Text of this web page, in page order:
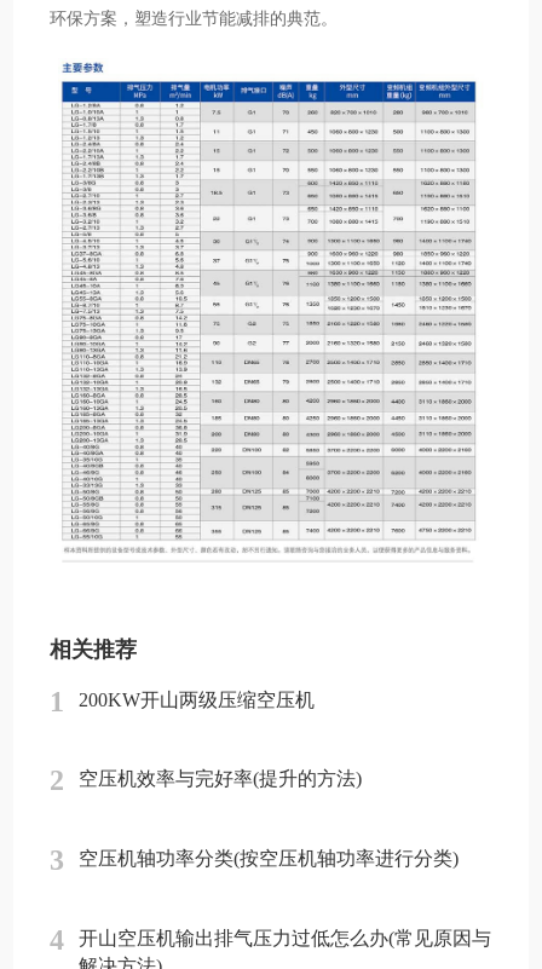
环保方案，塑造行业节能减排的典范。
相关推荐
1 200KW开山两级压缩空压机
2 空压机效率与完好率(提升的方法)
3 空压机轴功率分类(按空压机轴功率进行分类)
4
开山空压机输出排气压力过低怎么办(常见原因与